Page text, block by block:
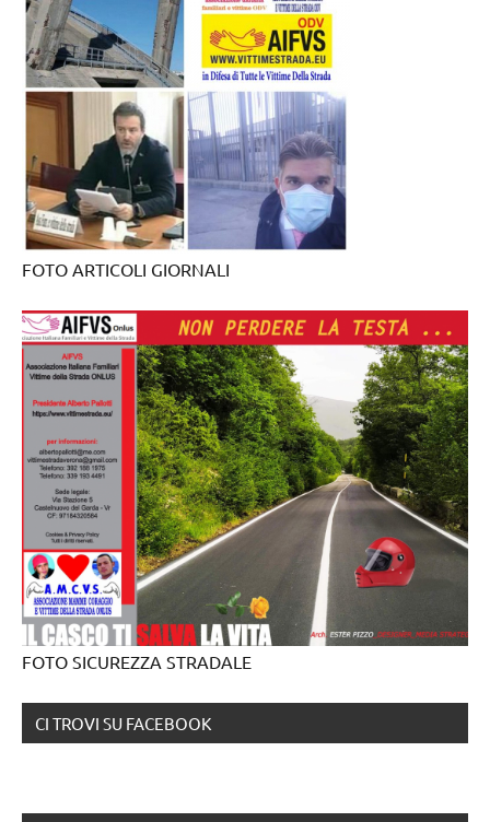
FOTO ARTICOLI GIORNALI
FOTO SICUREZZA STRADALE
CI TROVI SU FACEBOOK